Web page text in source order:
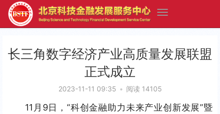
长三角数字经济产业高质量发展联盟
正式成立
2023-11-11 09:35 • 阅读 14105
11月9日，“科创金融助力未来产业创新发展”暨